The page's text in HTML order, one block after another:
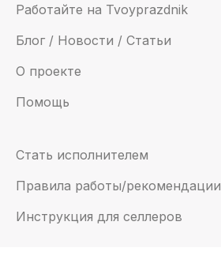
Работайте на Tvoyprazdnik
Блог / Новости / Статьи
О проекте
Помощь
Стать исполнителем
Правила работы/рекомендации
Инструкция для селлеров